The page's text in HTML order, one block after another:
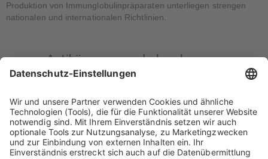
Produktion von Immunglobulinpräparaten unterliegen strengen
nationalen und inter­nationalen Richtlinien.
Antikörpermangelerkrankungen
unzureichend oder gar nicht auf eindringende Erreger, und das
Immunsystem ist nicht in der Lage, einen normalen Antikör­per­
spiegel im Blut aufrecht zu erhalten.
Die Folge sind häufig wiederkehrende und teilweise